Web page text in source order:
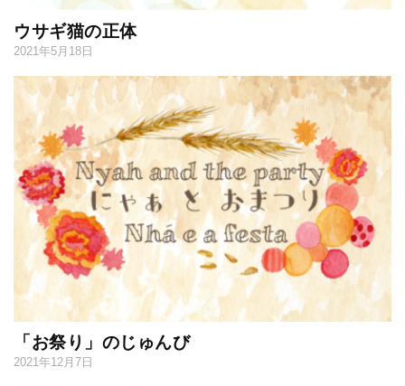
ウサギ猫の正体
2021年5月18日
「お祭り」のじゅんび
2021年12月7日